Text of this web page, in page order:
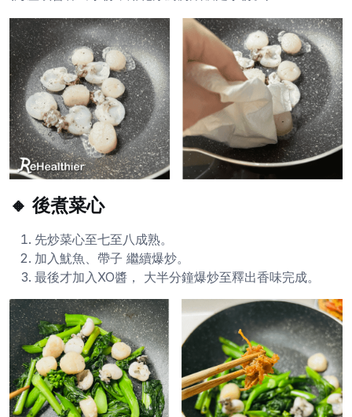
🔸 後煮菜心
先炒菜心至七至八成熟。
加入魷魚、帶子 繼續爆炒。
最後才加入XO醬， 大半分鐘爆炒至釋出香味完成。